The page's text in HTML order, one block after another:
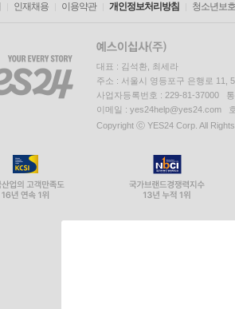
인재채용 이용약관 개인정보처리방침 청소년보
대표 : 김석환, 최세라
주소 : 서울시 영등포구 은행로 11,
사업자등록번호 : 229-81-37000
이메일 : yes24help@yes24.com
Copyright ⓒ YES24 Corp. All